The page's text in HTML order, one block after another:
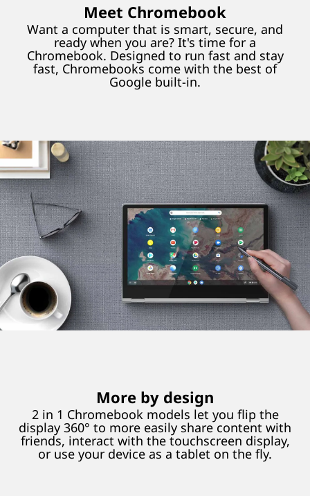
Meet Chromebook
Want a computer that is smart, secure, and
ready when you are? It's time for a
Chromebook. Designed to run fast and stay
fast, Chromebooks come with the best of
Google built-in.
More by design
2 in 1 Chromebook models let you flip the
display 360° to more easily share content with
friends, interact with the touchscreen display,
or use your device as a tablet on the fly.